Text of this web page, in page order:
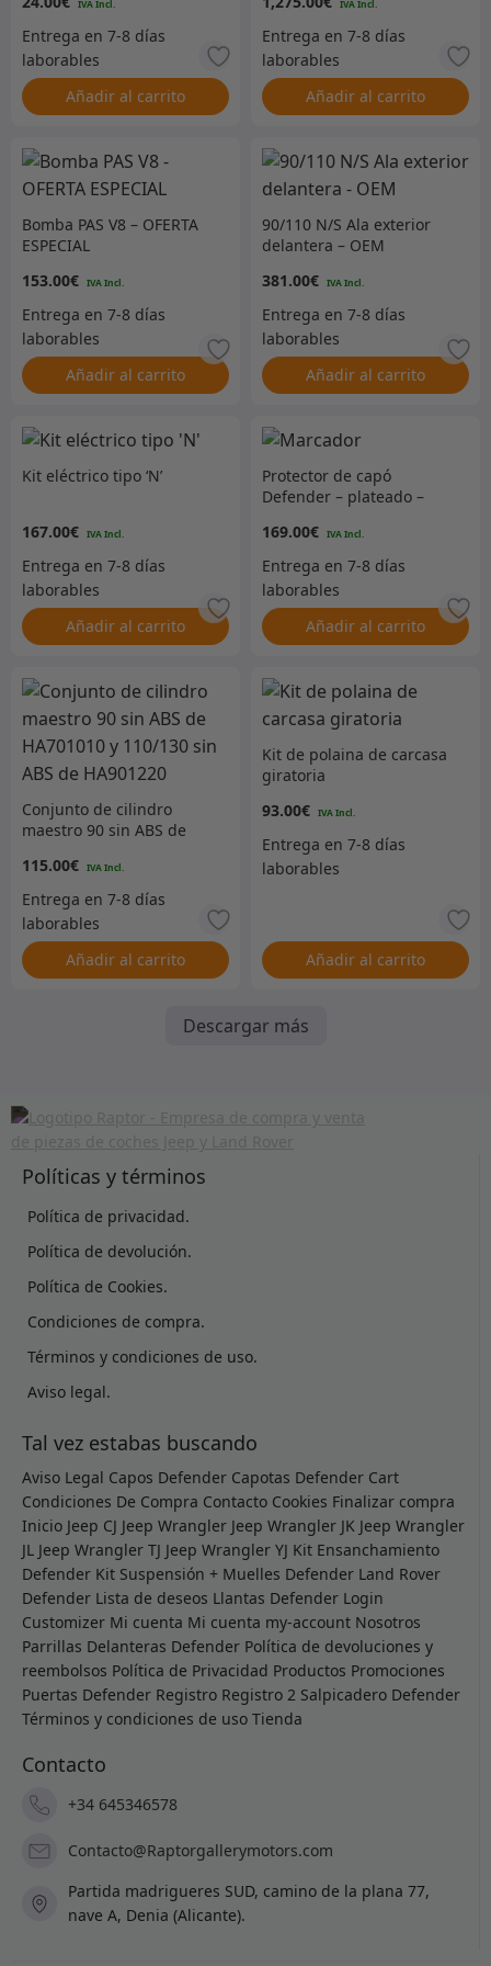
Añadir al carrito Añadir al carrito
Bomba PAS V8 – OFERTA
ESPECIAL
153.00€
Añadir al carrito
90/110 N/S Ala exterior
delantera – OEM
381.00€
Añadir al carrito
Kit eléctrico tipo ‘N’
167.00€
Añadir al carrito
Protector de capó
Defender – plateado –
169.00€
Añadir al carrito
Conjunto de cilindro
maestro 90 sin ABS de
ABS de HA901220
115.00€
Añadir al carrito
Kit de polaina de carcasa
giratoria
93.00€
Añadir al carrito
Descargar más
Políticas y términos
Política de privacidad.
Política de devolución.
Política de Cookies.
Condiciones de compra.
Términos y condiciones de uso.
Aviso legal.
Tal vez estabas buscando
Aviso Legal Capos Defender Capotas Defender Cart
Condiciones De Compra Contacto Cookies Finalizar compra
Inicio Jeep CJ Jeep Wrangler Jeep Wrangler JK Jeep Wrangler
JL Jeep Wrangler TJ Jeep Wrangler YJ Kit Ensanchamiento
Defender Kit Suspensión + Muelles Defender Land Rover
Defender Lista de deseos Llantas Defender Login
Customizer Mi cuenta Mi cuenta my-account Nosotros
Parrillas Delanteras Defender Política de devoluciones y
reembolsos Política de Privacidad Productos Promociones
Puertas Defender Registro Registro 2 Salpicadero Defender
Términos y condiciones de uso Tienda
Contacto
+34 645346578
Contacto@Raptorgallerymotors.com
Partida madrigueres SUD, camino de la plana 77,
nave A, Denia (Alicante).